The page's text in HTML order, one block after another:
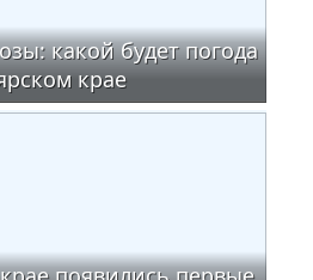
какой будет погода
крае